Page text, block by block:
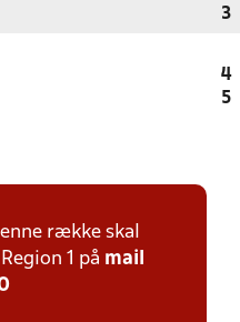
3
4
5
række skal
1 på mail